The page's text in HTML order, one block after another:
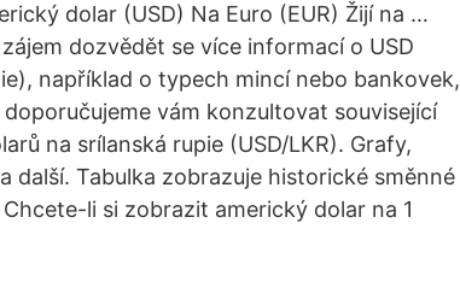
dolar (USD) Na Euro (EUR) Žijí na …
dozvědět se více informací o USD
například o typech mincí nebo bankovek,
vám konzultovat související
na srílanská rupie (USD/LKR). Grafy,
další. Tabulka zobrazuje historické směnné
li si zobrazit americký dolar na 1